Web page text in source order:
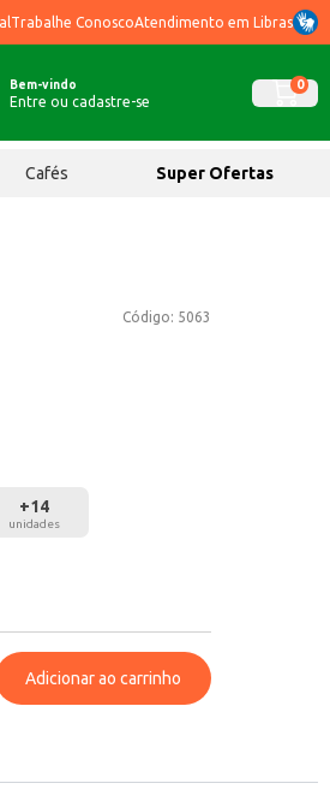
Trabalhe ConoscoAtendimento em Libras
Bem-vindo
Entre ou cadastre-se
0
Cafés Super Ofertas
Código: 5063
+14
unidades
Adicionar ao carrinho